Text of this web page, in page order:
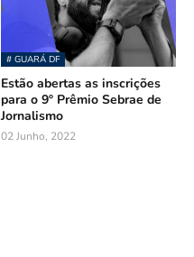
# GUARÁ DF
Estão abertas as inscrições
para o 9º Prêmio Sebrae de
Jornalismo
02 Junho, 2022